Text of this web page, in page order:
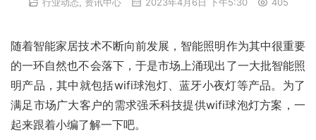
随着智能家居技术不断向前发展，智能照明作为其中很重要
的一环自然也不会落下，于是市场上涌现出了一大批智能照
明产品，其中就包括wifi球泡灯、蓝牙小夜灯等产品。为了
满足市场广大客户的需求强禾科技提供wifi球泡灯方案，一
起来跟着小编了解一下吧。